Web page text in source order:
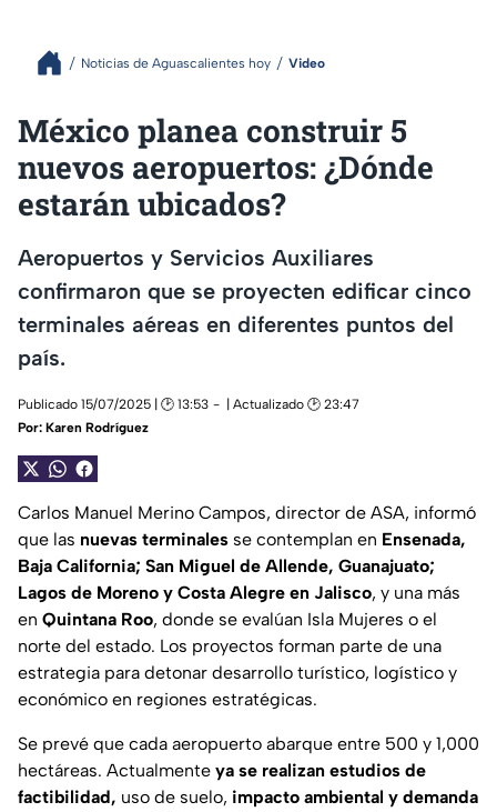
Noticias de Aguascalientes hoy Video
México planea construir 5
nuevos aeropuertos: ¿Dónde
estarán ubicados?
Aeropuertos y Servicios Auxiliares
confirmaron que se proyecten edificar cinco
terminales aéreas en diferentes puntos del
país.
Publicado 15/07/2025 | 🕑 13:53
| Actualizado 🕑 23:47
Por: Karen Rodríguez
Carlos Manuel Merino Campos, director de ASA, informó
que las nuevas terminales se contemplan en Ensenada,
Baja California; San Miguel de Allende, Guanajuato;
Lagos de Moreno y Costa Alegre en Jalisco, y una más
en Quintana Roo, donde se evalúan Isla Mujeres o el
norte del estado. Los proyectos forman parte de una
estrategia para detonar desarrollo turístico, logístico y
económico en regiones estratégicas.
Se prevé que cada aeropuerto abarque entre 500 y 1,000
hectáreas. Actualmente ya se realizan estudios de
factibilidad, uso de suelo, impacto ambiental y demanda